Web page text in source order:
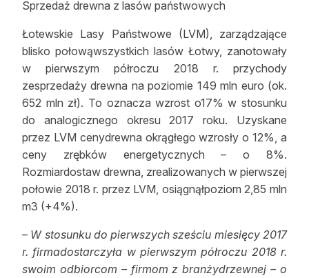
Sprzedaż drewna z lasów państwowych
Łotewskie Lasy Państwowe (LVM), zarządzające
blisko połowąwszystkich lasów Łotwy, zanotowały
w pierwszym półroczu 2018 r. przychody
zesprzedaży drewna na poziomie 149 mln euro (ok.
652 mln zł). To oznacza wzrost o17% w stosunku
do analogicznego okresu 2017 roku. Uzyskane
przez LVM cenydrewna okrągłego wzrosły o 12%, a
ceny zrębków energetycznych – o 8%.
Rozmiardostaw drewna, zrealizowanych w pierwszej
połowie 2018 r. przez LVM, osiągnąłpoziom 2,85 mln
m3 (+4%).
– W stosunku do pierwszych sześciu miesięcy 2017
r. firmadostarczyła w pierwszym półroczu 2018 r.
swoim odbiorcom – firmom z branżydrzewnej – o